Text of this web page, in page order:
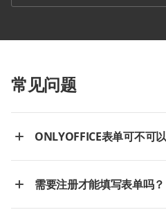
常见问题
ONLYOFFICE表单可不可
需要注册才能填写表单吗？